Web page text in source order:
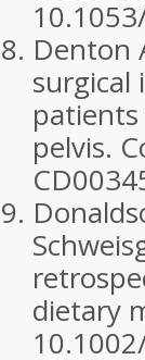
Denton
pelvis.
dietary